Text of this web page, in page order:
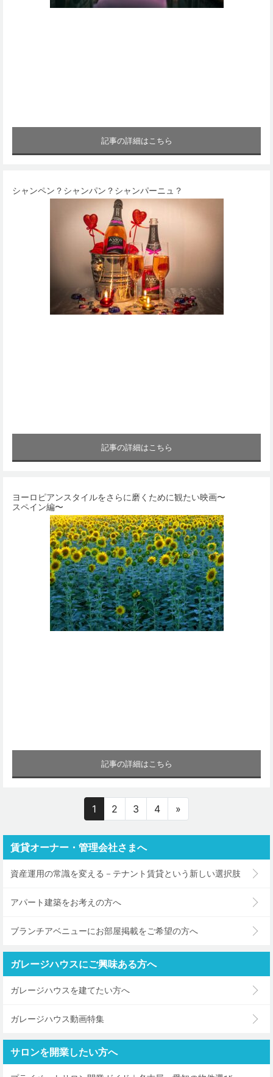
記事の詳細はこちら
シャンペン？シャンパン？シャンパーニュ？
記事の詳細はこちら
ヨーロピアンスタイルをさらに磨くために観たい映画〜
スペイン編〜
記事の詳細はこちら
1 2 3 4 »
賃貸オーナー・管理会社さまへ
資産運用の常識を変える－テナント賃貸という新しい選択肢
アパート建築をお考えの方へ
ブランチアベニューにお部屋掲載をご希望の方へ
ガレージハウスにご興味ある方へ
ガレージハウスを建てたい方へ
ガレージハウス動画特集
サロンを開業したい方へ